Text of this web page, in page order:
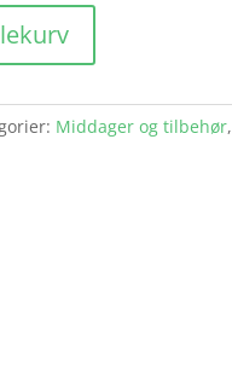
Middager og tilbehør,